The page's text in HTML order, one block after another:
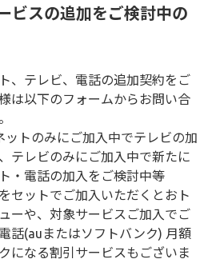
ビスの追加をご検討中の
、テレビ、電話の追加契約をご
は以下のフォームからお問い合
ットのみにご加入中でテレビの加
テレビのみにご加入中で新たに
・電話の加入をご検討中等
セットでご加入いただくとおト
ーや、対象サービスご加入でご
話(auまたはソフトバンク) 月額
になる割引サービスもございま